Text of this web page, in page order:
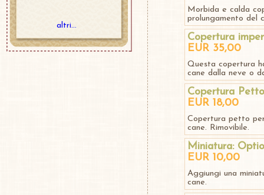
altri...
Morbida e calda
prolungamento del
Copertura
EUR 35,00
Questa copertura
cane dalla neve o
Copertura
EUR 18,00
Copertura petto
cane. Rimovibile.
Miniatura:
EUR 10,00
Aggiungi una
cane.